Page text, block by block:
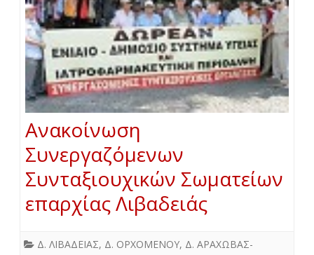
Ανακοίνωση
Συνεργαζόμενων
Συνταξιουχικών Σωματείων
επαρχίας Λιβαδειάς
Δ. ΛΙΒΑΔΕΙΑΣ, Δ. ΟΡΧΟΜΕΝΟΥ, Δ. ΑΡΑΧΩΒΑΣ-